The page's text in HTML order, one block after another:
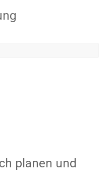
planen und